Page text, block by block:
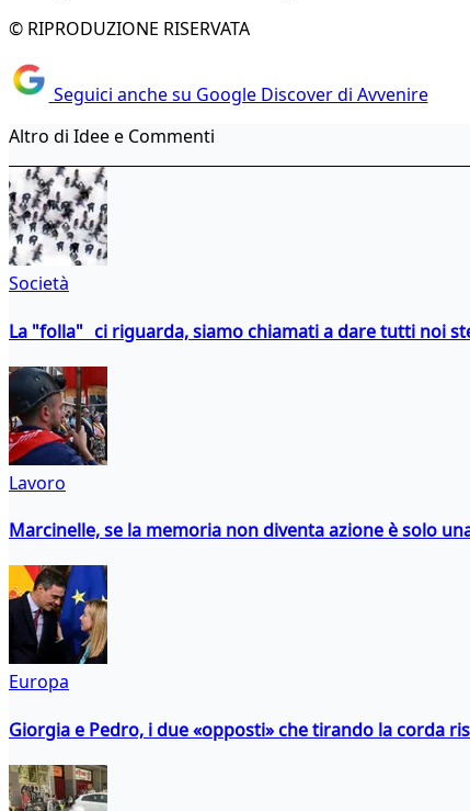
© RIPRODUZIONE RISERVATA
Seguici anche su Google Discover di Avvenire
Altro di Idee e Commenti
Società
La "folla" ci riguarda, siamo chiamati a dare tutti noi
Lavoro
Marcinelle, se la memoria non diventa azione è solo
Europa
Giorgia e Pedro, i due «opposti» che tirando la corda